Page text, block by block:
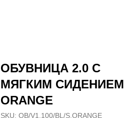
ОБУВНИЦА 2.0 С
МЯГКИМ СИДЕНИЕМ
ORANGE
SKU: OB/V1.100/BL/S.ORANGE